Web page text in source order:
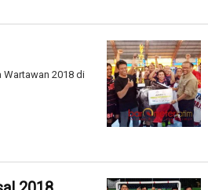
Wartawan 2018 di